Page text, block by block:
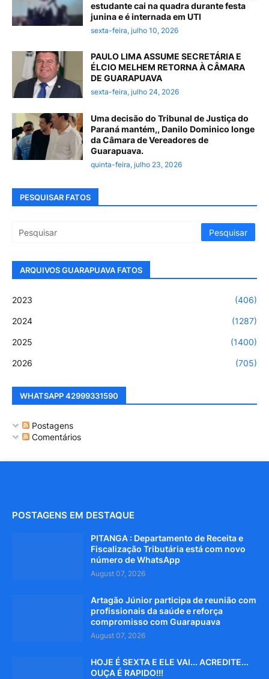
estudante cai na quadra durante festa
junina e é internada em UTI
sexta-feira, julho 10, 2026
PAULO LIMA ASSUME SECRETÁRIA E
ÉLCIO MELHEM RETORNA À CÂMARA
DE GUARAPUAVA
sexta-feira, julho 24, 2026
Uma decisão do Tribunal de Justiça do
Paraná mantém,, Danilo Dominico longe
da Câmara de Vereadores de
Guarapuava.
quinta-feira, julho 23, 2026
PESQUISAR FATOS
ARQUIVOS GUARAPUAVA FATOS
2023 (406)
2024 (1287)
2025 (1400)
2026 (705)
WHATSAPP 42999331590
Postagens
Comentários
POSTAGENS EM DESTAQUE
PITANGA : Departamento de Receita e
Fiscalização Tributária está com novo
número de WhatsApp
August 07, 2026
Artagão Júnior participa de reunião com
profissionais da saúde e reforça
compromisso com Guarapuava
August 07, 2026
HOJE É SEXTA E ELE VAI... ACREDITE...
OUÇA É RAPIDO!!!